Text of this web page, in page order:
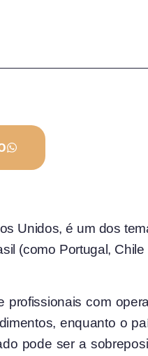
Unidos, é um dos
(como Portugal,
profissionais com
enquanto o
pode ser a